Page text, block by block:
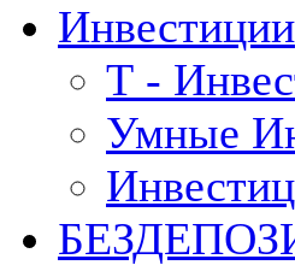
Инвестиции
Т -
Умные